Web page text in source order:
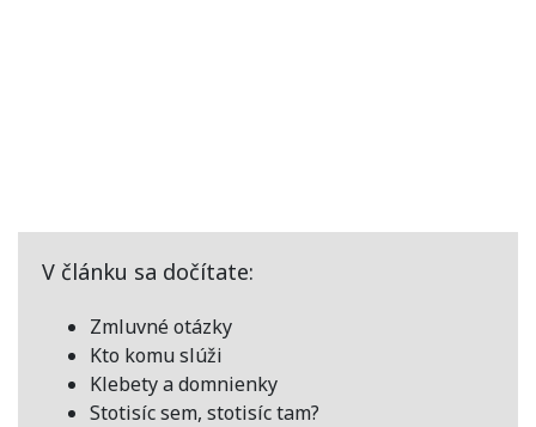
V článku sa dočítate:
Zmluvné otázky
Kto komu slúži
Klebety a domnienky
Stotisíc sem, stotisíc tam?